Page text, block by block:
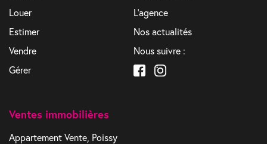
Louer
Estimer
Vendre
Gérer
L'agence
Nos actualités
Nous suivre :
Ventes immobilières
Appartement Vente, Poissy